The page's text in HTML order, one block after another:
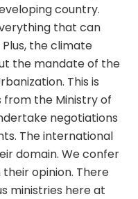
country.
that can
the climate
the mandate of the
This is
from the Ministry of
negotiations
The international
domain. We confer
opinion. There
ministries here at